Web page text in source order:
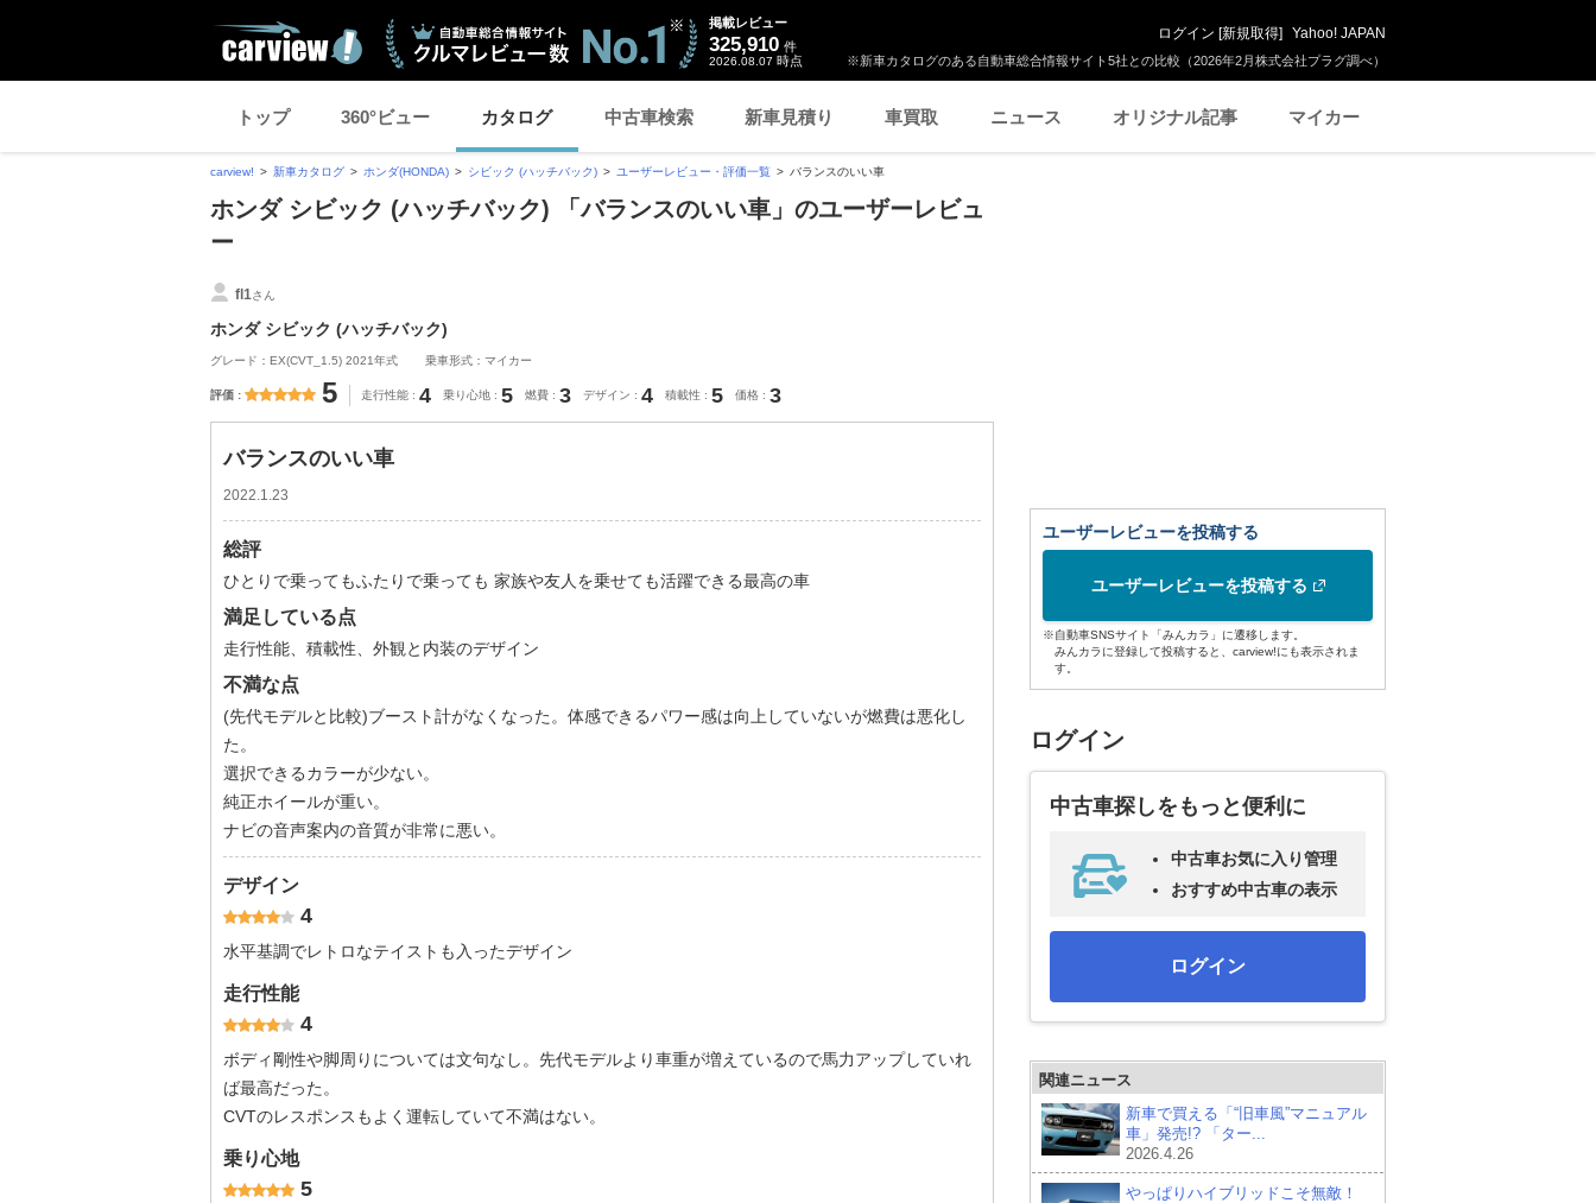
※新車カタログのある自動車総合情報サイト5社との比較（2026年2月株式会社プラグ調べ）
掲載レビュー
325,910 件
2026.08.07 時点
ログイン [新規取得] Yahoo! JAPAN
トップ 360°ビュー カタログ 中古車検索 新車見積り 車買取 ニュース オリジナル記事 マイカー
carview! 新車カタログ ホンダ(HONDA) シビック (ハッチバック) ユーザーレビュー・評価一覧 バランスのいい車
ホンダ シビック (ハッチバック) 「バランスのいい車」のユーザーレビュ
ー
fl1さん
ホンダ シビック (ハッチバック)
グレード：EX(CVT_1.5) 2021年式 乗車形式：マイカー
評価 5 走行性能 4 乗り心地 5 燃費 3 デザイン 4 積載性 5 価格 3
バランスのいい車
2022.1.23
総評
ひとりで乗ってもふたりで乗っても 家族や友人を乗せても活躍できる最高の車
満足している点
走行性能、積載性、外観と内装のデザイン
不満な点
(先代モデルと比較)ブースト計がなくなった。体感できるパワー感は向上していないが燃費は悪化し
た。
選択できるカラーが少ない。
純正ホイールが重い。
ナビの音声案内の音質が非常に悪い。
デザイン
4
水平基調でレトロなテイストも入ったデザイン
走行性能
4
ボディ剛性や脚周りについては文句なし。先代モデルより車重が増えているので馬力アップしていれ
ば最高だった。
CVTのレスポンスもよく運転していて不満はない。
乗り心地
5
ユーザーレビューを投稿する
ユーザーレビューを投稿する
※自動車SNSサイト「みんカラ」に遷移します。
みんカラに登録して投稿すると、carview!にも表示されま
す。
ログイン
中古車探しをもっと便利に
中古車お気に入り管理
おすすめ中古車の表示
ログイン
関連ニュース
新車で買える「“旧車風”マニュアル
車」発売!? 「ター...
2026.4.26
やっぱりハイブリッドこそ無敵！